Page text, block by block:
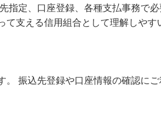
指定、口座登録、各種支払事務で
支える信用組合として理解しやす
振込先登録や口座情報の確認にご